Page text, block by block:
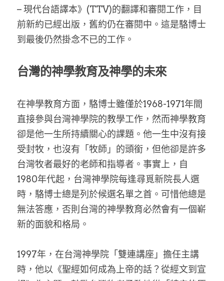
– 現代台語譯本》(TTV)的翻譯和審閱工作，目
前新約已經出版，舊約仍在審閱中。這是駱博士
到最後仍然掛念不已的工作。
台灣的神學教育及神學的未來
在神學教育方面，駱博士雖僅於1968-1971年間
直接參與台灣神學院的教學工作，然而神學教育
卻是他一生所持續關心的課題。他一生中沒有接
受封牧，也沒有「牧師」的頭銜，但他卻是許多
台灣牧者最好的老師和指導者。事實上，自
1980年代起，台灣神學院每逢尋覓新院長人選
時，駱博士總是列於候選名單之首。可惜他總是
無法答應，否則台灣的神學教育必然會有一個嶄
新的面貌和格局。
1997年，在台灣神學院「雙連講座」擔任主講
時，他以《聖經如何成為上帝的話？從經文到宣